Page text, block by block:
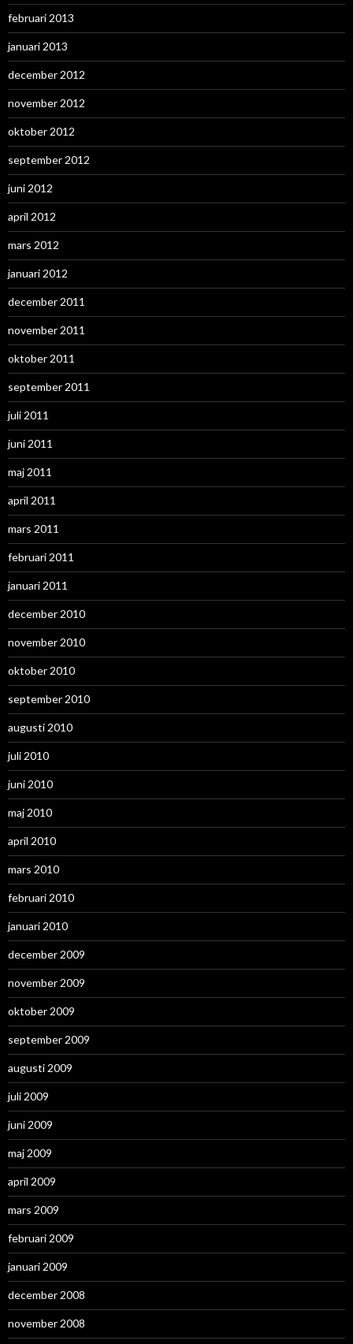
februari 2013
januari 2013
december 2012
november 2012
oktober 2012
september 2012
juni 2012
april 2012
mars 2012
januari 2012
december 2011
november 2011
oktober 2011
september 2011
juli 2011
juni 2011
maj 2011
april 2011
mars 2011
februari 2011
januari 2011
december 2010
november 2010
oktober 2010
september 2010
augusti 2010
juli 2010
juni 2010
maj 2010
april 2010
mars 2010
februari 2010
januari 2010
december 2009
november 2009
oktober 2009
september 2009
augusti 2009
juli 2009
juni 2009
maj 2009
april 2009
mars 2009
februari 2009
januari 2009
december 2008
november 2008